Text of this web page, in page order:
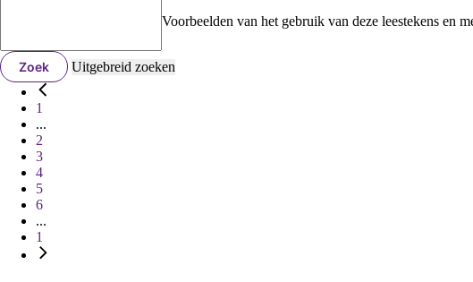
Voorbeelden van het gebruik van deze leestekens en
Zoek Uitgebreid zoeken
1
...
2
3
4
5
6
...
1